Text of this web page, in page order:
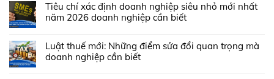
Tiêu chí xác định doanh nghiệp siêu nhỏ mới nhất
năm 2026 doanh nghiệp cần biết
Luật thuế mới: Những điểm sửa đổi quan trọng mà
doanh nghiệp cần biết